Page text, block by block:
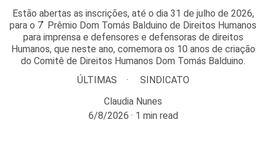
Estão abertas as inscrições, até o dia 31 de julho de 2026,
para o 7 ̊ Prêmio Dom Tomás Balduino de Direitos Humanos
para imprensa e defensores e defensoras de direitos
Humanos, que neste ano, comemora os 10 anos de criação
do Comitê de Direitos Humanos Dom Tomás Balduino.
ÚLTIMAS
SINDICATO
Claudia Nunes
6/8/2026
1 min read